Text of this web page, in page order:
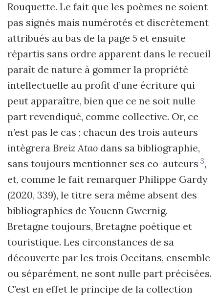
Rouquette. Le fait que les poèmes ne soient
pas signés mais numérotés et discrètement
attribués au bas de la page 5 et ensuite
répartis sans ordre apparent dans le recueil
paraît de nature à gommer la propriété
intellectuelle au profit d’une écriture qui
peut apparaître, bien que ce ne soit nulle
part revendiqué, comme collective. Or, ce
n’est pas le cas ; chacun des trois auteurs
intègrera Breiz Atao dans sa bibliographie,
sans toujours mentionner ses co-auteurs 3,
et, comme le fait remarquer Philippe Gardy
(2020, 339), le titre sera même absent des
bibliographies de Youenn Gwernig.
Bretagne toujours, Bretagne poétique et
touristique. Les circonstances de sa
découverte par les trois Occitans, ensemble
ou séparément, ne sont nulle part précisées.
C’est en effet le principe de la collection